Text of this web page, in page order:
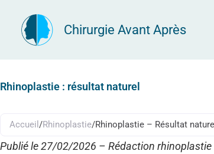
contenu
Chirurgie Avant Après
Rhinoplastie : résultat naturel
Accueil /Rhinoplastie/Rhinoplastie – Résultat naturel
Publié le 27/02/2026 – Rédaction